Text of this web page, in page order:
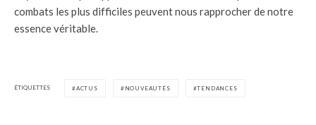
combats les plus difficiles peuvent nous rapprocher de notre
essence véritable.
ÉTIQUETTES ACTUS NOUVEAUTÉS TENDANCES